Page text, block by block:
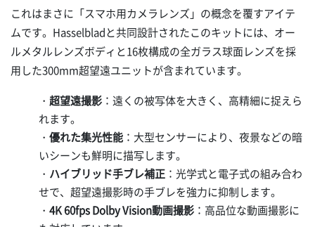
これはまさに「スマホ用カメラレンズ」の概念を覆すアイテ
ムです。Hasselbladと共同設計されたこのキットには、オー
ルメタルレンズボディと16枚構成の全ガラス球面レンズを採
用した300mm超望遠ユニットが含まれています。
・ 超望遠撮影 ：遠くの被写体を大きく、高精細に捉えら
れます。
・ 優れた集光性能 ：大型センサーにより、夜景などの暗
いシーンも鮮明に描写します。
・ ハイブリッド手ブレ補正 ：光学式と電子式の組み合わ
せで、超望遠撮影時の手ブレを強力に抑制します。
・ 4K 60fps Dolby Vision動画撮影 ：高品位な動画撮影に